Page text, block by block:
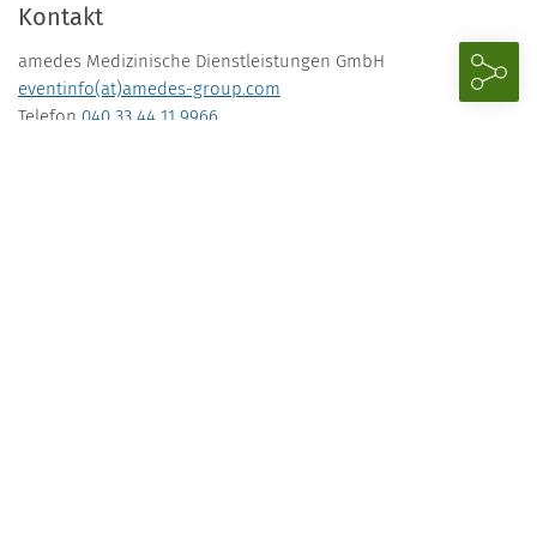
Kontakt
amedes Medizinische Dienstleistungen GmbH
eventinfo(at)amedes-group.com
Telefon 040 33 44 11 9966